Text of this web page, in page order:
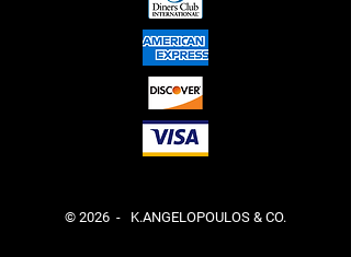
© 2026 - K.ANGELOPOULOS & CO.